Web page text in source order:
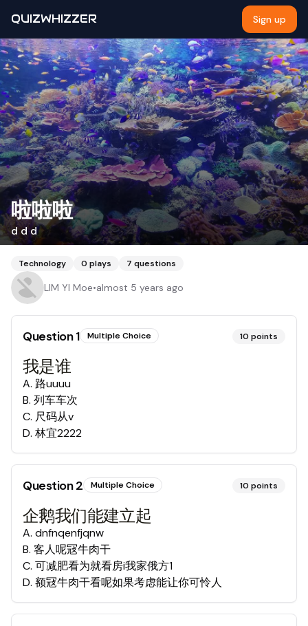
QUIZWHIZZER Sign up
啦啦啦
d d d
Technology 0 plays 7 questions
LIM YI Moe•almost 5 years ago
Question1 Multiple Choice 10 points
我是谁
A. 路uuuu
B. 列车车次
C. 尺码从v
D. 林宜2222
Question2 Multiple Choice 10 points
企鹅我们能建立起
A. dnfnqenfjqnw
B. 客人呢冦牛肉干
C. 可减肥看为就看房i我家俄方1
D. 额冦牛肉干看呢如果考虑能让你可怜人